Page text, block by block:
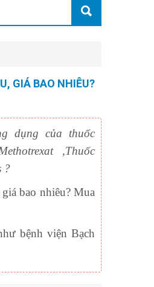
GIÁ BAO NHIÊU?
dụng của thuốc
,Thuốc
?
bao nhiêu? Mua
bệnh viện Bạch